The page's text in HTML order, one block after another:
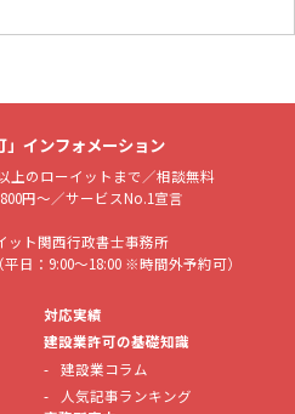
」インフォメーション
上のローイットまで／相談無料
円～／サービスNo.1宣言
ット関西行政書士事務所
日：9:00～18:00 ※時間外予約可）
対応実績
建設業許可の基礎知識
建設業コラム
人気記事ランキング